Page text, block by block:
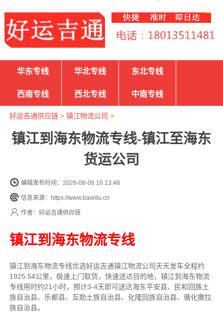
华东专线 华北专线 东北专线
西南专线 西北专线 中南专线
好运吉通供应链> 镇江物流公司 >
镇江到海东物流专线-镇江至海东
货运公司
编辑发布时间：2026-08-06 16:13:48
信息来源：https://www.baiedu.cn
作者：好运吉通供应链
镇江到海东物流专线
镇江到海东物流专线优选好运吉通镇江物流公司天天发车全程约
1925.54公里， 极速上门取货，快速送达目的地，镇江到海东物流
专线用时约21小时，预计3-4天即可送达海东平安县、民和回族土
族自治县、乐都县、互助土族自治县、化隆回族自治县、循化撒拉
族自治县。